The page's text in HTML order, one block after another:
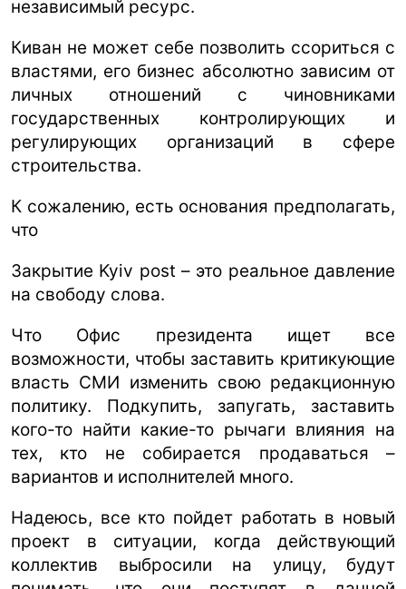
независимый ресурс.
Киван не может себе позволить ссориться с
властями, его бизнес абсолютно зависим от
личных отношений с чиновниками
государственных контролирующих и
регулирующих организаций в сфере
строительства.
К сожалению, есть основания предполагать,
что
Закрытие Kyiv post – это реальное давление
на свободу слова.
Что Офис президента ищет все
возможности, чтобы заставить критикующие
власть СМИ изменить свою редакционную
политику. Подкупить, запугать, заставить
кого-то найти какие-то рычаги влияния на
тех, кто не собирается продаваться –
вариантов и исполнителей много.
Надеюсь, все кто пойдет работать в новый
проект в ситуации, когда действующий
коллектив выбросили на улицу, будут